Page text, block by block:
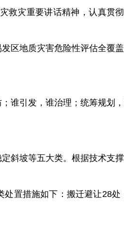
灾重要讲话精神，认真贯
区地质灾害危险性评估全覆
谁引发，谁治理；统筹规划，
斜坡等五大类。根据技术支
处置措施如下：搬迁避让28处